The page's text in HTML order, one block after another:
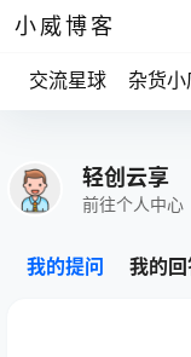
小威博客
交流星球 杂货小
轻创云享
前往个人中心
我的提问 我的